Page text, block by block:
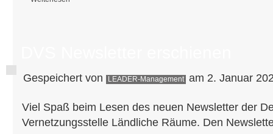
Gespeichert von LEADER-Management am 2. Januar
Viel Spaß beim Lesen des neuen Newsletter der
Vernetzungsstelle Ländliche Räume. Den